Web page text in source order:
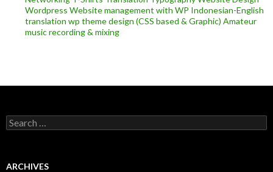
Wordpress Website management with WP Indonesian-English
translation wp theme design (CSS based & Graphic) Amateur
music recording & mixing
Search
for:
ARCHIVES